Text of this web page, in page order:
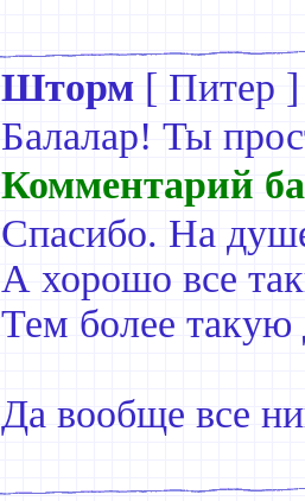
Шторм [ Питер ]
Балалар! Ты
Комментарий
Спасибо. На
А хорошо все
Тем более
Да вообще все